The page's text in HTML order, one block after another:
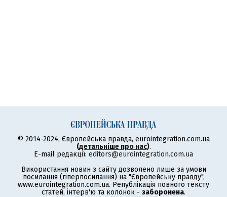
© 2014-2024, Європейська правда, eurointegration.com.ua
(детальніше про нас).
E-mail редакції: editors@eurointegration.com.ua
Використання новин з сайту дозволено лише за умови
посилання (гіперпосилання) на "Європейську правду",
www.eurointegration.com.ua. Републікація повного тексту
статей, інтерв'ю та колонок - заборонена.